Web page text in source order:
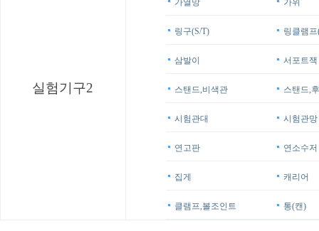
실험기구2
가열망 가위
링구(S/T) 링클램
삼발이 서포트잭
스탠드,비색관 스탠드,
시험관대 시험관망
연고판 연소수저
집게 캐리어
클램프,볼조인트 통(캔)